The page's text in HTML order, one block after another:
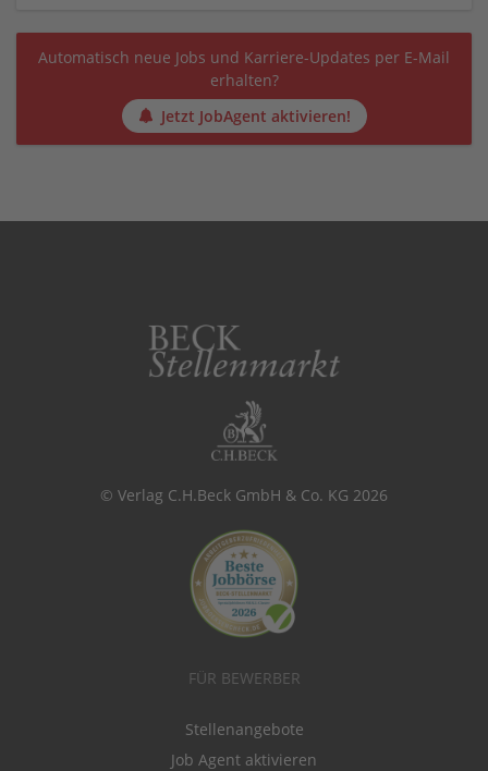
Automatisch neue Jobs und Karriere-Updates per E-Mail
erhalten?
Jetzt JobAgent aktivieren!
© Verlag C.H.Beck GmbH & Co. KG 2026
FÜR BEWERBER
Stellenangebote
Job Agent aktivieren